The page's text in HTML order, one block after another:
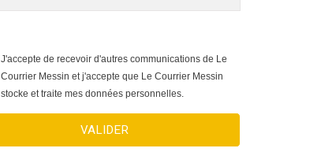
J'accepte de recevoir d'autres communications de Le
Courrier Messin et j'accepte que Le Courrier Messin
stocke et traite mes données personnelles.
VALIDER